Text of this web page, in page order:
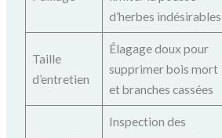
d’herbes indésirables
Taille
d’entretien
Élagage doux pour
supprimer bois mort
et branches cassées
Inspection des